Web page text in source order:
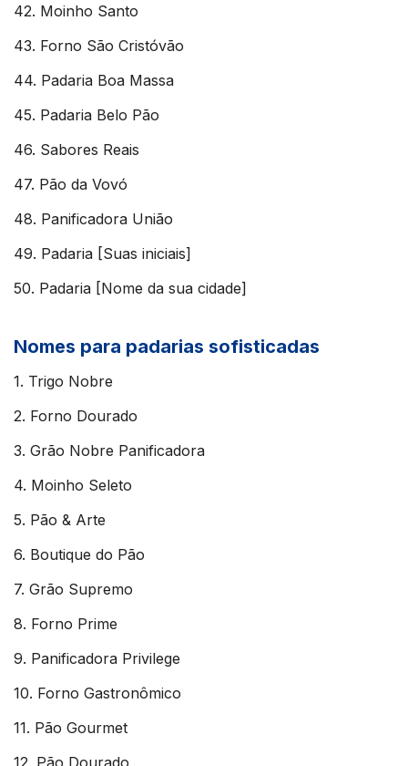
42. Moinho Santo
43. Forno São Cristóvão
44. Padaria Boa Massa
45. Padaria Belo Pão
46. Sabores Reais
47. Pão da Vovó
48. Panificadora União
49. Padaria [Suas iniciais]
50. Padaria [Nome da sua cidade]
Nomes para padarias sofisticadas
1. Trigo Nobre
2. Forno Dourado
3. Grão Nobre Panificadora
4. Moinho Seleto
5. Pão & Arte
6. Boutique do Pão
7. Grão Supremo
8. Forno Prime
9. Panificadora Privilege
10. Forno Gastronômico
11. Pão Gourmet
12. Pão Dourado